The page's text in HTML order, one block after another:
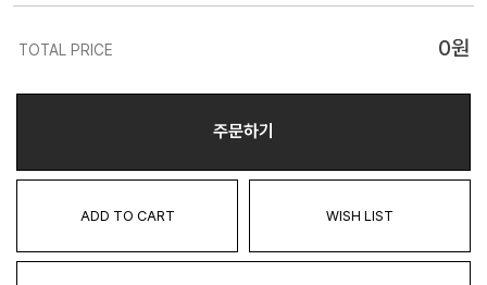
TOTAL PRICE 0원
주문하기
ADD TO CART WISH LIST